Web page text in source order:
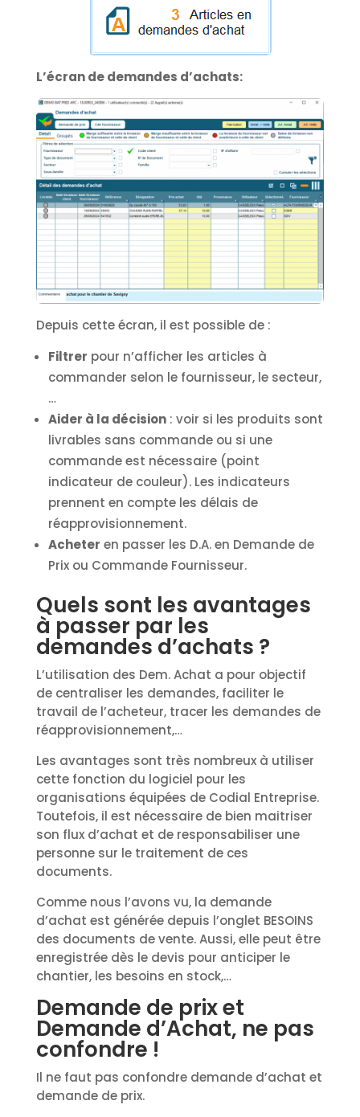
L’écran de demandes d’achats:
Depuis cette écran, il est possible de :
Filtrer pour n’afficher les articles à
commander selon le fournisseur, le secteur,
…
Aider à la décision: voir si les produits sont
livrables sans commande ou si une
commande est nécessaire (point
indicateur de couleur). Les indicateurs
prennent en compte les délais de
réapprovisionnement.
Acheter en passer les D.A. en Demande de
Prix ou Commande Fournisseur.
Quels sont les avantages
à passer par les
demandes d’achats ?
L’utilisation des Dem. Achat a pour objectif
de centraliser les demandes, faciliter le
travail de l’acheteur, tracer les demandes de
réapprovisionnement,…
Les avantages sont très nombreux à utiliser
cette fonction du logiciel pour les
organisations équipées de Codial Entreprise.
Toutefois, il est nécessaire de bien maitriser
son flux d’achat et de responsabiliser une
personne sur le traitement de ces
documents.
Comme nous l’avons vu, la demande
d’achat est générée depuis l’onglet BESOINS
des documents de vente. Aussi, elle peut être
enregistrée dès le devis pour anticiper le
chantier, les besoins en stock,…
Demande de prix et
Demande d’Achat, ne pas
confondre !
Il ne faut pas confondre demande d’achat et
demande de prix.